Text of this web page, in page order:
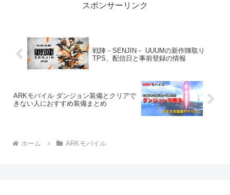
スポンサーリンク
戦陣－SENJIN－ UUUMの新作陣取り
TPS、配信日と事前登録の情報
ARKモバイル ダンジョン装備とクリアで
きない人におすすめ装備まとめ
ホーム ARKモバイル